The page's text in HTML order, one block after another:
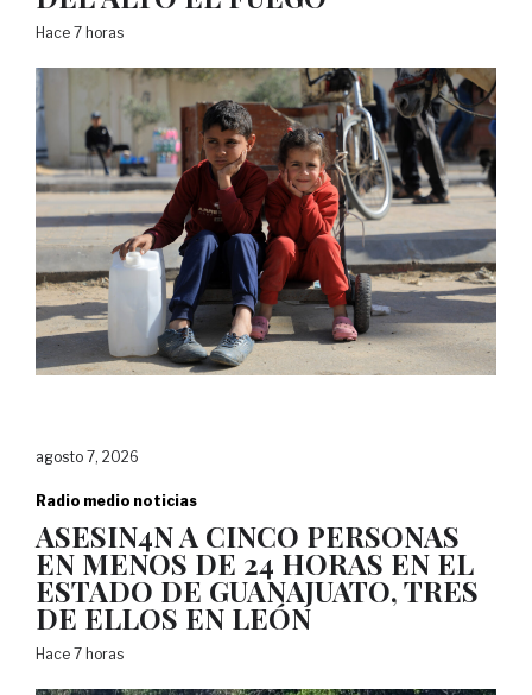
Hace 7 horas
agosto 7, 2026
Radio medio noticias
ASESIN4N A CINCO PERSONAS
EN MENOS DE 24 HORAS EN EL
ESTADO DE GUANAJUATO, TRES
DE ELLOS EN LEÓN
Hace 7 horas